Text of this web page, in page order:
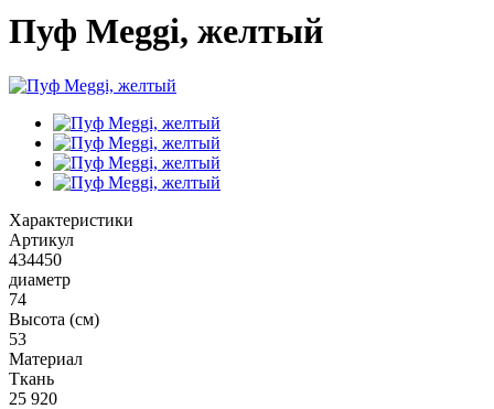
Пуф Meggi, желтый
Характеристики
Артикул
434450
диаметр
74
Высота (см)
53
Материал
Ткань
25 920